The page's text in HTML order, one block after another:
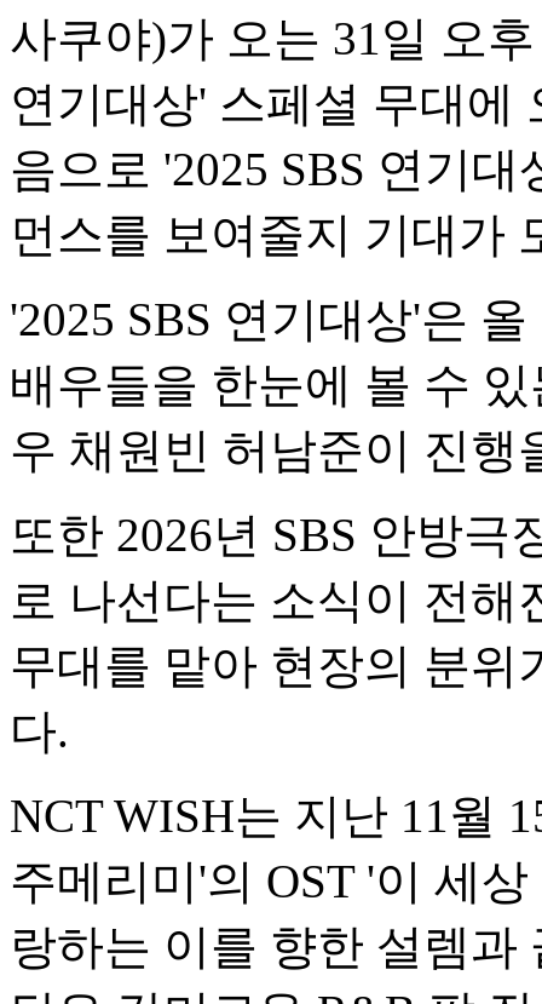
사쿠야)가 오는 31일 오
연기대상' 스페셜 무대에
음으로 '2025 SBS 연기
먼스를 보여줄지 기대가
'2025 SBS 연기대상'은
배우들을 한눈에 볼 수
우 채원빈 허남준이 진행
또한 2026년 SBS 안방
로 나선다는 소식이 전해
무대를 맡아 현장의 분위
다.
NCT WISH는 지난 11월
주메리미'의 OST '이 세
랑하는 이를 향한 설렘